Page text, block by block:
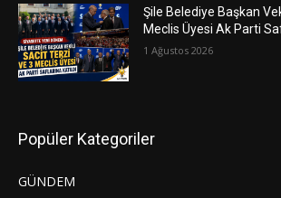
Şile Belediye Başkan
Meclis Üyesi Ak Parti
1 Ağustos 2026
Popüler Kategoriler
GÜNDEM